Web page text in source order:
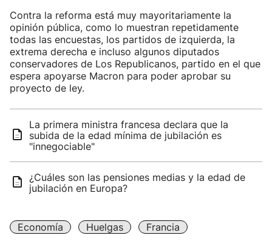
Contra la reforma está muy mayoritariamente la
opinión pública, como lo muestran repetidamente
todas las encuestas, los partidos de izquierda, la
extrema derecha e incluso algunos diputados
conservadores de Los Republicanos, partido en el que
espera apoyarse Macron para poder aprobar su
proyecto de ley.
La primera ministra francesa declara que la
subida de la edad mínima de jubilación es
"innegociable"
¿Cuáles son las pensiones medias y la edad de
jubilación en Europa?
Economía Huelgas
Francia